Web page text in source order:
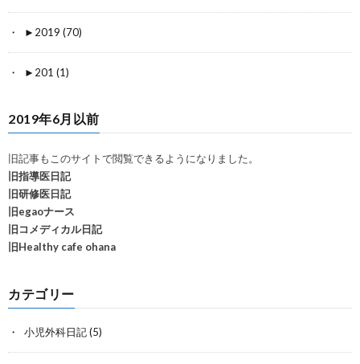
► 2019 (70)
► 201 (1)
2019年6月以前
旧記事もこのサイトで閲覧できるようになりました。
旧指導医日記
旧研修医日記
旧egaoナース
旧コメディカル日記
旧Healthy cafe ohana
カテゴリー
小児外科日記(5)